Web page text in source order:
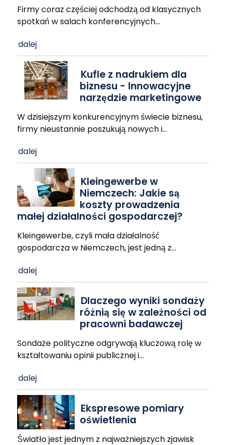
Firmy coraz częściej odchodzą od klasycznych
spotkań w salach konferencyjnych…
dalej
Kufle z nadrukiem dla
biznesu - Innowacyjne
narzędzie marketingowe
W dzisiejszym konkurencyjnym świecie biznesu,
firmy nieustannie poszukują nowych i…
dalej
Kleingewerbe w
Niemczech: Jakie są
koszty prowadzenia
małej działalności gospodarczej?
Kleingewerbe, czyli mała działalność
gospodarcza w Niemczech, jest jedną z…
dalej
Dlaczego wyniki sondaży
różnią się w zależności od
pracowni badawczej
Sondaże polityczne odgrywają kluczową rolę w
kształtowaniu opinii publicznej i…
dalej
Ekspresowe pomiary
oświetlenia
Światło jest jednym z najważniejszych zjawisk